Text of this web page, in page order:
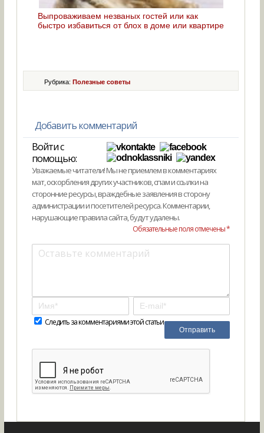
Выпроваживаем незваных гостей или как
быстро избавиться от блох в доме или квартире
Рубрика:Полезные советы
Добавить комментарий
Войти с
помощью:
Уважаемые читатели! Мы не приемлем в комментариях
мат, оскорбления других участников, спам и ссылки на
сторонние ресурсы, враждебные заявления в сторону
администрации и посетителей ресурса. Комментарии,
нарушающие правила сайта, будут удалены.
Обязательные поля отмечены *
Следить за комментариями этой статьи